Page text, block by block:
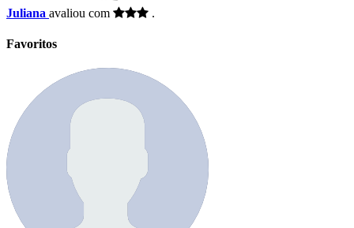
Juliana avaliou com .
Favoritos